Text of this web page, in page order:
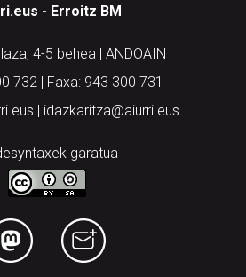
- Erroitz BM
4-5 behea | ANDOAIN
732 | Faxa: 943 300 731
| idazkaritza@aiurri.eus
garatua